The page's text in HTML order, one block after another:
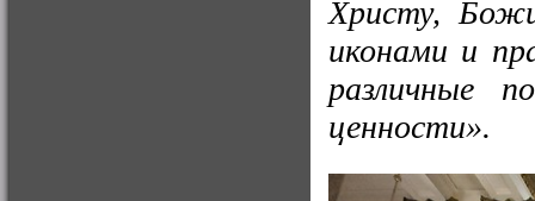
Христу,
иконами и
различные
ценности».